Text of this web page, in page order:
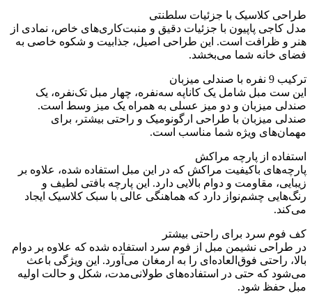
طراحی کلاسیک با جزئیات سلطنتی
مدل کاجی پاپیون با جزئیات دقیق و منبت‌کاری‌های خاص، نمادی از
هنر و ظرافت است. این طراحی اصیل، جذابیت و شکوه خاصی به
فضای خانه شما می‌بخشد.
ترکیب 9 نفره با صندلی میزبان
این ست مبل شامل یک کاناپه سه‌نفره، چهار مبل تک‌نفره، یک
صندلی میزبان و دو میز عسلی به همراه یک میز وسط است.
صندلی میزبان با طراحی ارگونومیک و راحتی بیشتر، برای
مهمان‌های ویژه شما مناسب است.
استفاده از پارچه مراکش
پارچه‌های باکیفیت مراکش که در این مبل استفاده شده، علاوه بر
زیبایی، مقاومت و دوام بالایی دارد. این پارچه بافتی لطیف و
رنگ‌هایی چشم‌نواز دارد که هماهنگی عالی با سبک کلاسیک ایجاد
می‌کند.
کف فوم سرد برای راحتی بیشتر
در طراحی نشیمن مبل از فوم سرد استفاده شده که علاوه بر دوام
بالا، راحتی فوق‌العاده‌ای را به ارمغان می‌آورد. این ویژگی باعث
می‌شود که حتی در استفاده‌های طولانی‌مدت، شکل و حالت اولیه
مبل حفظ شود.